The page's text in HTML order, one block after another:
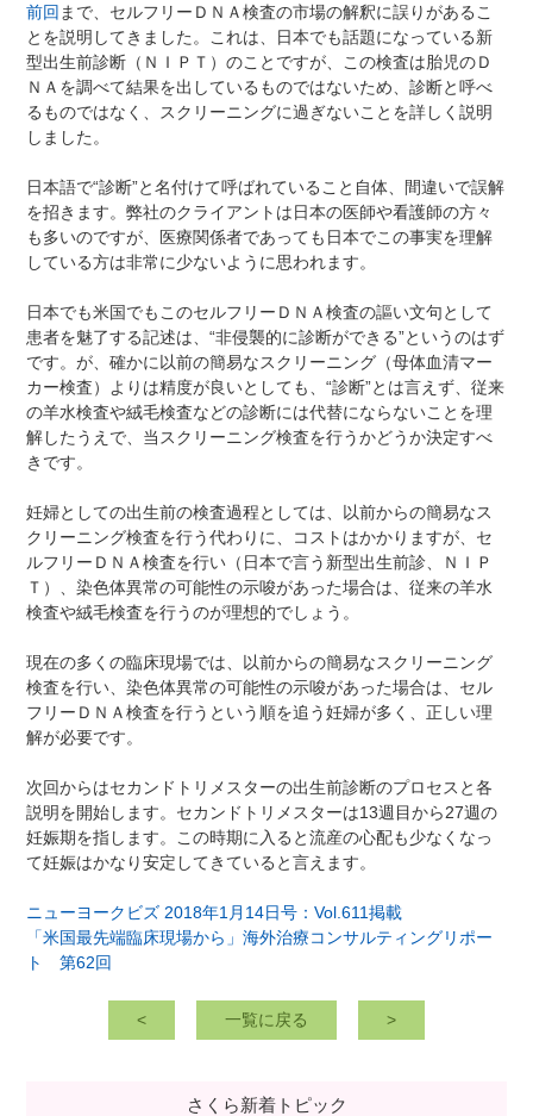
前回 まで、セルフリーＤＮＡ検査の市場の解釈に誤りがあるこ
とを説明してきました。これは、日本でも話題になっている新
型出生前診断（ＮＩＰＴ）のことですが、この検査は胎児のＤ
ＮＡを調べて結果を出しているものではないため、診断と呼べ
るものではなく、スクリーニングに過ぎないことを詳しく説明
しました。
日本語で“診断”と名付けて呼ばれていること自体、間違いで誤解
を招きます。弊社のクライアントは日本の医師や看護師の方々
も多いのですが、医療関係者であっても日本でこの事実を理解
している方は非常に少ないように思われます。
日本でも米国でもこのセルフリーＤＮＡ検査の謳い文句として
患者を魅了する記述は、“非侵襲的に診断ができる”というのはず
です。が、確かに以前の簡易なスクリーニング（母体血清マー
カー検査）よりは精度が良いとしても、“診断”とは言えず、従来
の羊水検査や絨毛検査などの診断には代替にならないことを理
解したうえで、当スクリーニング検査を行うかどうか決定すべ
きです。
妊婦としての出生前の検査過程としては、以前からの簡易なス
クリーニング検査を行う代わりに、コストはかかりますが、セ
ルフリーＤＮＡ検査を行い（日本で言う新型出生前診、ＮＩＰ
Ｔ）、染色体異常の可能性の示唆があった場合は、従来の羊水
検査や絨毛検査を行うのが理想的でしょう。
現在の多くの臨床現場では、以前からの簡易なスクリーニング
検査を行い、染色体異常の可能性の示唆があった場合は、セル
フリーＤＮＡ検査を行うという順を追う妊婦が多く、正しい理
解が必要です。
次回からはセカンドトリメスターの出生前診断のプロセスと各
説明を開始します。セカンドトリメスターは13週目から27週の
妊娠期を指します。この時期に入ると流産の心配も少なくなっ
て妊娠はかなり安定してきていると言えます。
ニューヨークビズ 2018年1月14日号：Vol.611掲載
「米国最先端臨床現場から」海外治療コンサルティングリポー
ト 第62回
< 一覧に戻る >
さくら新着トピック